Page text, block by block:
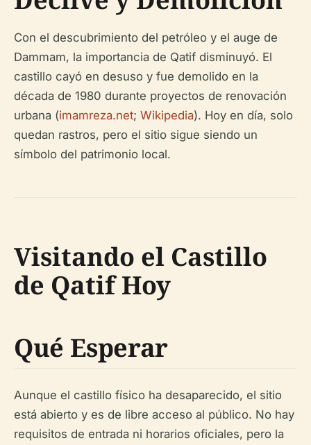
Con el descubrimiento del petróleo y el auge de
Dammam, la importancia de Qatif disminuyó. El
castillo cayó en desuso y fue demolido en la
década de 1980 durante proyectos de renovación
urbana (imamreza.net; Wikipedia). Hoy en día, solo
quedan rastros, pero el sitio sigue siendo un
símbolo del patrimonio local.
Visitando el Castillo
de Qatif Hoy
Qué Esperar
Aunque el castillo físico ha desaparecido, el sitio
está abierto y es de libre acceso al público. No hay
requisitos de entrada ni horarios oficiales, pero la